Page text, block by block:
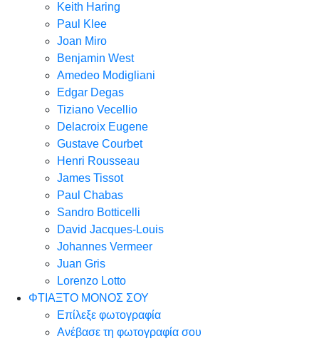
Keith Haring
Paul Klee
Joan Miro
Benjamin West
Amedeo Modigliani
Edgar Degas
Tiziano Vecellio
Delacroix Eugene
Gustave Courbet
Henri Rousseau
James Tissot
Paul Chabas
Sandro Botticelli
David Jacques-Louis
Johannes Vermeer
Juan Gris
Lorenzo Lotto
ΦΤΙΑΞΤΟ ΜΟΝΟΣ ΣΟΥ
Επίλεξε φωτογραφία
Ανέβασε τη φωτογραφία σου